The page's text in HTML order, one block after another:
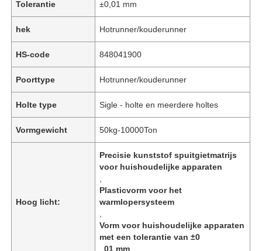
Tolerantie ±0,01 mm
hek Hotrunner/kouderunner
HS-code 848041900
Poorttype Hotrunner/kouderunner
Holte type Sigle - holte en meerdere holtes
Vormgewicht 50kg-10000Ton
Hoog licht:
Precisie kunststof spuitgietmatrijs
voor huishoudelijke apparaten
Plasticvorm voor het
warmlopersysteem
Vorm voor huishoudelijke apparaten
met een tolerantie van ±0
,01 mm